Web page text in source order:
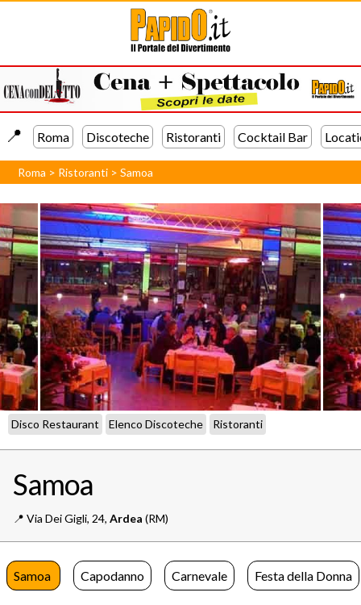
📍️ Roma Discoteche Ristoranti Cocktail Bar
Roma > Ristoranti >Samoa
Disco Restaurant Elenco Discoteche Ristoranti
Samoa
📍️ Via Dei Gigli, 24, Ardea (RM)
Samoa Capodanno Carnevale Festa della Donna